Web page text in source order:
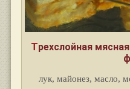
Трехслойная мясная запеканка из цельного
лук, майонез, масло,